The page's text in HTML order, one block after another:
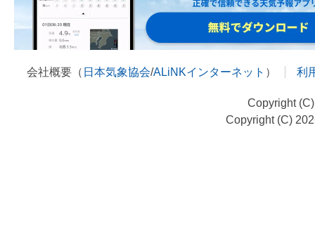
会社概要（ 日本気象協会/ALiNKインターネット ） 利
Copyright
Copyright (C)